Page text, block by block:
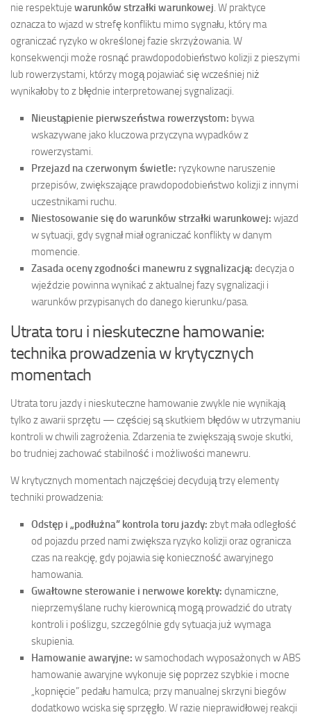
nie respektuje warunków strzałki warunkowej . W praktyce
oznacza to wjazd w strefę konfliktu mimo sygnału, który ma
ograniczać ryzyko w określonej fazie skrzyżowania. W
konsekwencji może rosnąć prawdopodobieństwo kolizji z pieszymi
lub rowerzystami, którzy mogą pojawiać się wcześniej niż
wynikałoby to z błędnie interpretowanej sygnalizacji.
Nieustąpienie pierwszeństwa rowerzystom: bywa
wskazywane jako kluczowa przyczyna wypadków z
rowerzystami.
Przejazd na czerwonym świetle: ryzykowne naruszenie
przepisów, zwiększające prawdopodobieństwo kolizji z innymi
uczestnikami ruchu.
Niestosowanie się do warunków strzałki warunkowej: wjazd
w sytuacji, gdy sygnał miał ograniczać konflikty w danym
momencie.
Zasada oceny zgodności manewru z sygnalizacją: decyzja o
wjeździe powinna wynikać z aktualnej fazy sygnalizacji i
warunków przypisanych do danego kierunku/pasa.
Utrata toru i nieskuteczne hamowanie:
technika prowadzenia w krytycznych
momentach
Utrata toru jazdy i nieskuteczne hamowanie zwykle nie wynikają
tylko z awarii sprzętu — częściej są skutkiem błędów w utrzymaniu
kontroli w chwili zagrożenia. Zdarzenia te zwiększają swoje skutki,
bo trudniej zachować stabilność i możliwości manewru.
W krytycznych momentach najczęściej decydują trzy elementy
techniki prowadzenia:
Odstęp i „podłużna” kontrola toru jazdy: zbyt mała odległość
od pojazdu przed nami zwiększa ryzyko kolizji oraz ogranicza
czas na reakcję, gdy pojawia się konieczność awaryjnego
hamowania.
Gwałtowne sterowanie i nerwowe korekty: dynamiczne,
nieprzemyślane ruchy kierownicą mogą prowadzić do utraty
kontroli i poślizgu, szczególnie gdy sytuacja już wymaga
skupienia.
Hamowanie awaryjne: w samochodach wyposażonych w ABS
hamowanie awaryjne wykonuje się poprzez szybkie i mocne
„kopnięcie” pedału hamulca; przy manualnej skrzyni biegów
dodatkowo wciska się sprzęgło. W razie nieprawidłowej reakcji